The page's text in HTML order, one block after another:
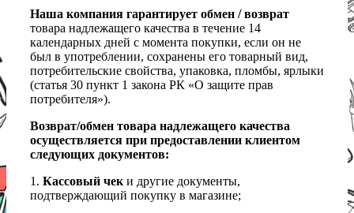
Наша компания гарантирует обмен / возврат
товара надлежащего качества в течение 14
календарных дней с момента покупки, если он не
был в употреблении, сохранены его товарный вид,
потребительские свойства, упаковка, пломбы, ярлыки
(статья 30 пункт 1 закона РК «О защите прав
потребителя»).
Возврат/обмен товара надлежащего качества
осуществляется при предоставлении клиентом
следующих документов:
1. Кассовый чеки другие документы,
подтверждающий покупку в магазине;